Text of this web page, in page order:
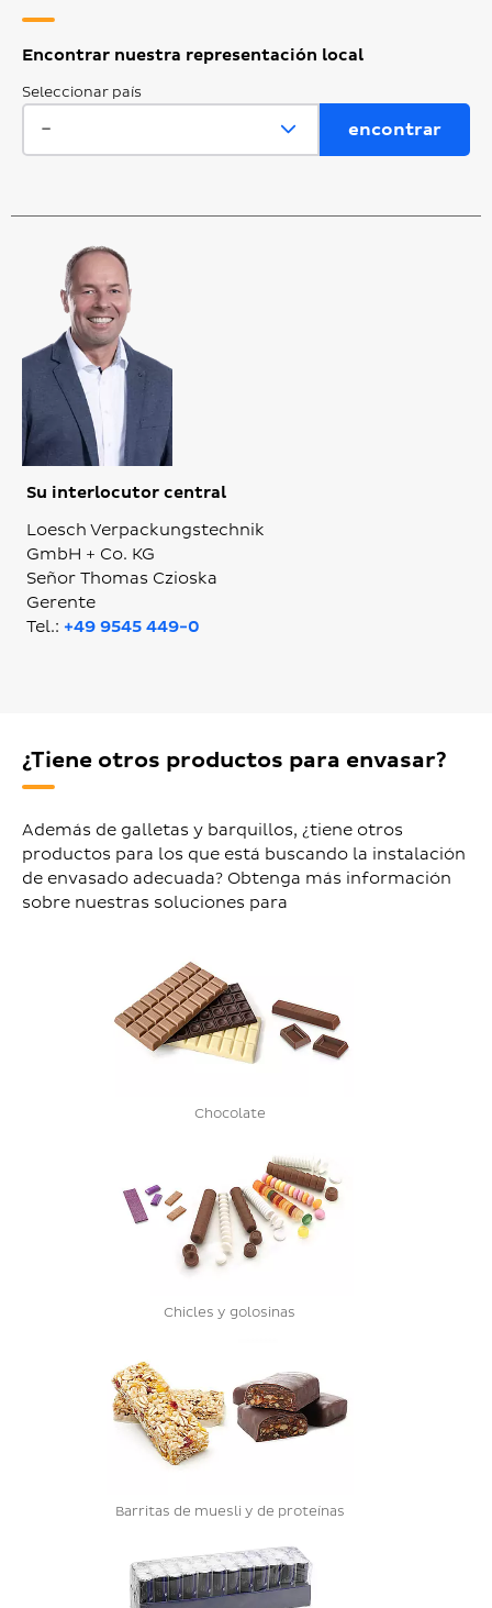
Encontrar nuestra representación local
Seleccionar país
Su interlocutor central
Loesch Verpackungstechnik
GmbH + Co. KG
Señor Thomas Czioska
Gerente
Tel.: +49 9545 449-0
¿Tiene otros productos para envasar?
Además de galletas y barquillos, ¿tiene otros
productos para los que está buscando la instalación
de envasado adecuada? Obtenga más información
sobre nuestras soluciones para
Chocolate
Chicles y golosinas
Barritas de muesli y de proteínas